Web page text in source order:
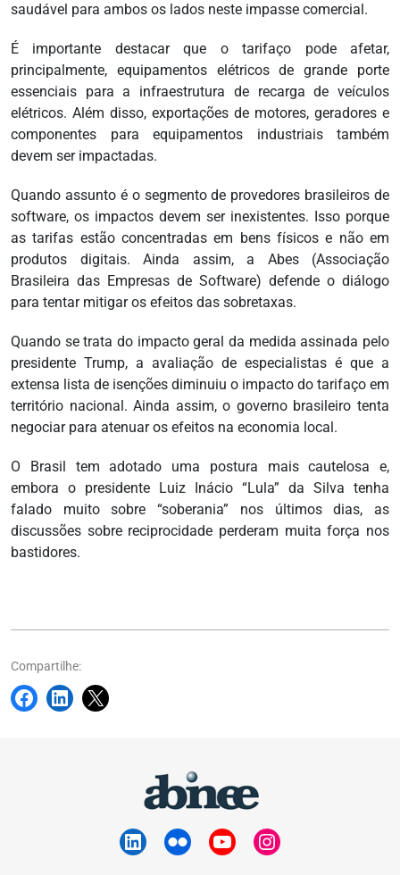
saudável para ambos os lados neste impasse comercial.
É importante destacar que o tarifaço pode afetar,
principalmente, equipamentos elétricos de grande porte
essenciais para a infraestrutura de recarga de veículos
elétricos. Além disso, exportações de motores, geradores e
componentes para equipamentos industriais também
devem ser impactadas.
Quando assunto é o segmento de provedores brasileiros de
software, os impactos devem ser inexistentes. Isso porque
as tarifas estão concentradas em bens físicos e não em
produtos digitais. Ainda assim, a Abes (Associação
Brasileira das Empresas de Software) defende o diálogo
para tentar mitigar os efeitos das sobretaxas.
Quando se trata do impacto geral da medida assinada pelo
presidente Trump, a avaliação de especialistas é que a
extensa lista de isenções diminuiu o impacto do tarifaço em
território nacional. Ainda assim, o governo brasileiro tenta
negociar para atenuar os efeitos na economia local.
O Brasil tem adotado uma postura mais cautelosa e,
embora o presidente Luiz Inácio “Lula” da Silva tenha
falado muito sobre “soberania” nos últimos dias, as
discussões sobre reciprocidade perderam muita força nos
bastidores.
Compartilhe: